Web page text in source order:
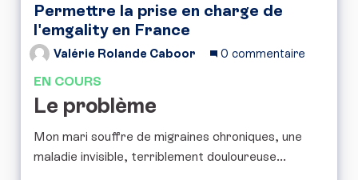
Permettre la prise en charge de
l'emgality en France
Valérie Rolande Caboor 0 commentaire
EN COURS
Le problème
Mon mari souffre de migraines chroniques, une
maladie invisible, terriblement douloureuse...